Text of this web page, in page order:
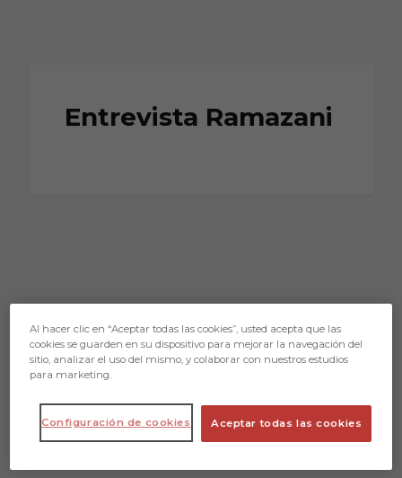
Entrevista Ramazani
Al hacer clic en “Aceptar todas las cookies”, usted acepta que las
cookies se guarden en su dispositivo para mejorar la navegación del
sitio, analizar el uso del mismo, y colaborar con nuestros estudios
para marketing.
Aceptar todas las cookies
Configuración de cookies